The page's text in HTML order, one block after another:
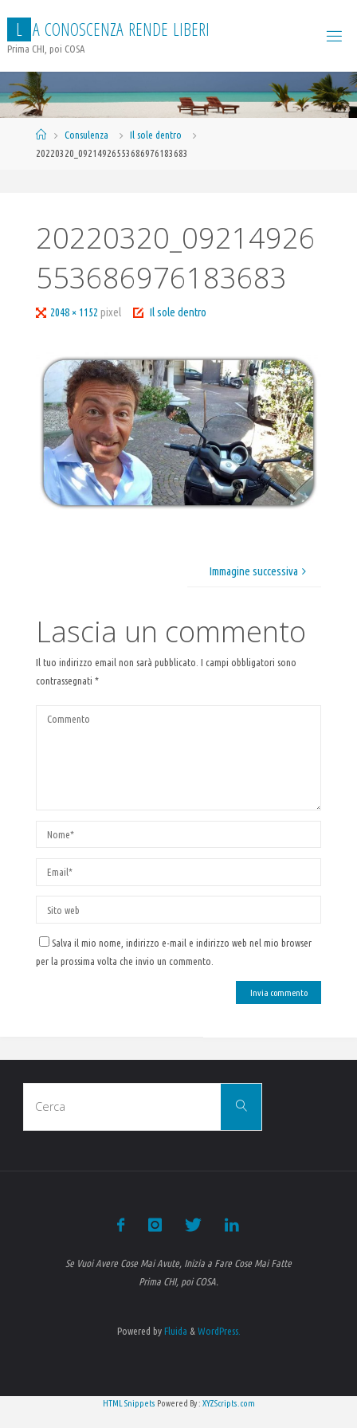
contenuto
L A CONOSCENZA RENDE LIBERI
Prima CHI, poi COSA
HomeConsulenza
Il sole dentro
20220320_09214926553686976183683
20220320_09214926
553686976183683
Tutta2048 × 1152pixel Il sole dentro
Immagine successiva
Lascia un commento
Il tuo indirizzo email non sarà pubblicato. I campi obbligatori sono
contrassegnati *
Salva il mio nome, indirizzo e-mail e indirizzo web nel mio browser
per la prossima volta che invio un commento.
Cerca
Se Vuoi Avere Cose Mai Avute, Inizia a Fare Cose Mai Fatte
Prima CHI, poi COSA.
Powered byFluida & WordPress.
HTML Snippets Powered By : XYZScripts.com